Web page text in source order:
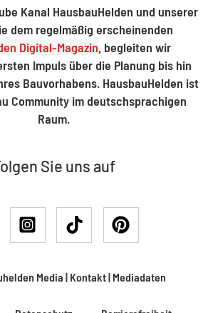
Kanal HausbauHelden und unserer
dem regelmäßig erscheinenden
Digital-Magazin, begleiten wir
Impuls über die Planung bis hin
Bauvorhabens. HausbauHelden ist
Community im deutschsprachigen
Raum.
Sie uns auf
Media | Kontakt| Mediadaten